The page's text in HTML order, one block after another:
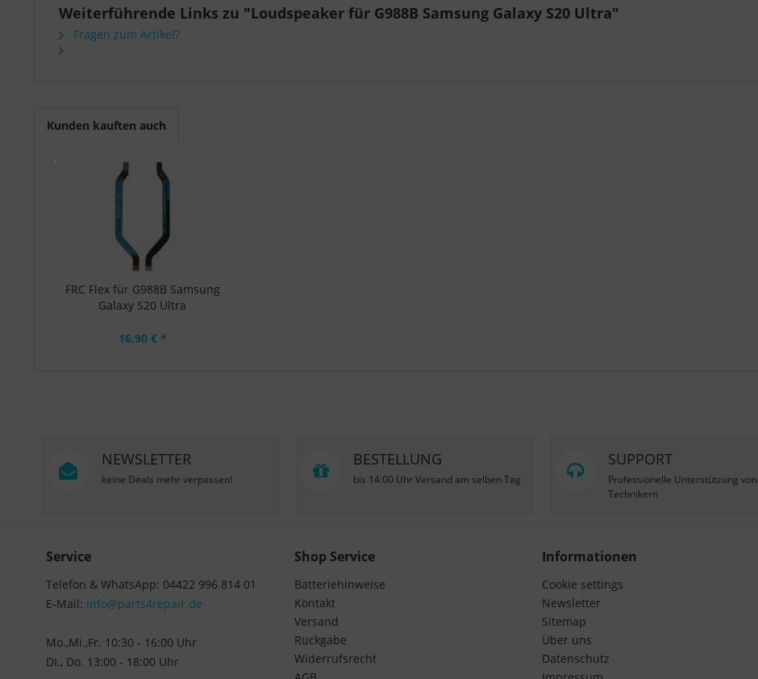
Weiterführende Links zu "Loudspeaker für G988B Samsung Galaxy S20 Ultra"
Fragen zum Artikel?
Kunden kauften auch
FRC Flex für G988B Samsung
Galaxy S20 Ultra
16,90 € *
NEWSLETTER
keine Deals mehr verpassen!
BESTELLUNG
bis 14:00 Uhr Versand am selben Tag
SUPPORT
Professionelle Unterstützung von
Technikern
Service
Telefon & WhatsApp: 04422 996 814 01
E-Mail: info@parts4repair.de
Mo.,Mi.,Fr. 10:30 - 16:00 Uhr
DI., Do. 13:00 - 18:00 Uhr
Shop Service
Batteriehinweise
Kontakt
Versand
Rückgabe
Widerrufsrecht
Informationen
Cookie settings
Newsletter
Sitemap
Über uns
Datenschutz